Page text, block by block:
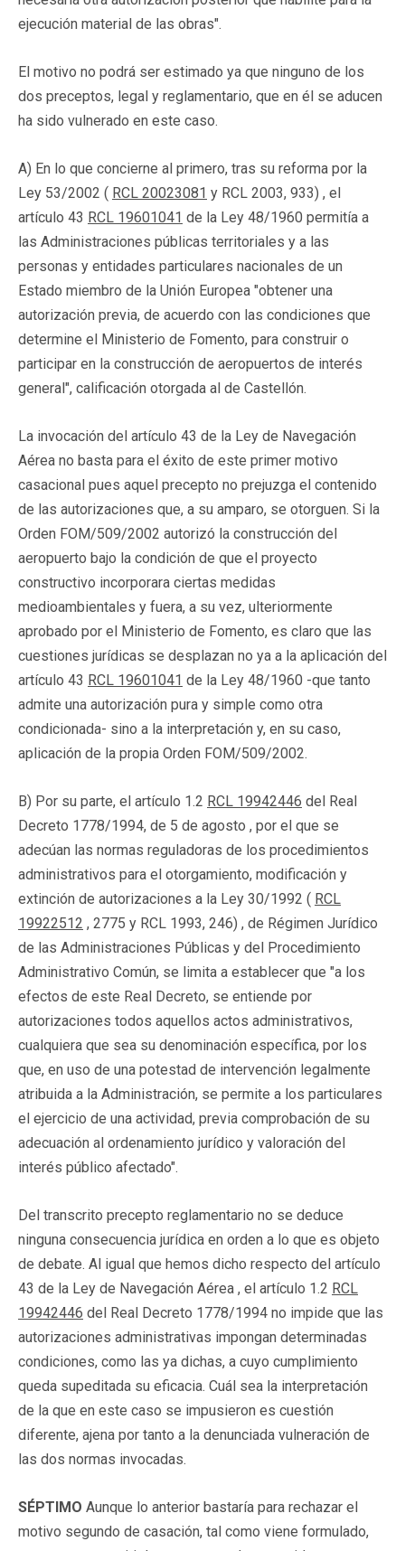
ejecución material de las obras".
El motivo no podrá ser estimado ya que ninguno de los
dos preceptos, legal y reglamentario, que en él se aducen
ha sido vulnerado en este caso.
A) En lo que concierne al primero, tras su reforma por la
Ley 53/2002 ( RCL 20023081 y RCL 2003, 933) , el
artículo 43 RCL 19601041 de la Ley 48/1960 permitía a
las Administraciones públicas territoriales y a las
personas y entidades particulares nacionales de un
Estado miembro de la Unión Europea "obtener una
autorización previa, de acuerdo con las condiciones que
determine el Ministerio de Fomento, para construir o
participar en la construcción de aeropuertos de interés
general", calificación otorgada al de Castellón.
La invocación del artículo 43 de la Ley de Navegación
Aérea no basta para el éxito de este primer motivo
casacional pues aquel precepto no prejuzga el contenido
de las autorizaciones que, a su amparo, se otorguen. Si la
Orden FOM/509/2002 autorizó la construcción del
aeropuerto bajo la condición de que el proyecto
constructivo incorporara ciertas medidas
medioambientales y fuera, a su vez, ulteriormente
aprobado por el Ministerio de Fomento, es claro que las
cuestiones jurídicas se desplazan no ya a la aplicación del
artículo 43 RCL 19601041 de la Ley 48/1960 -que tanto
admite una autorización pura y simple como otra
condicionada- sino a la interpretación y, en su caso,
aplicación de la propia Orden FOM/509/2002.
B) Por su parte, el artículo 1.2 RCL 19942446 del Real
Decreto 1778/1994, de 5 de agosto , por el que se
adecúan las normas reguladoras de los procedimientos
administrativos para el otorgamiento, modificación y
extinción de autorizaciones a la Ley 30/1992 ( RCL
19922512 , 2775 y RCL 1993, 246) , de Régimen Jurídico
de las Administraciones Públicas y del Procedimiento
Administrativo Común, se limita a establecer que "a los
efectos de este Real Decreto, se entiende por
autorizaciones todos aquellos actos administrativos,
cualquiera que sea su denominación específica, por los
que, en uso de una potestad de intervención legalmente
atribuida a la Administración, se permite a los particulares
el ejercicio de una actividad, previa comprobación de su
adecuación al ordenamiento jurídico y valoración del
interés público afectado".
Del transcrito precepto reglamentario no se deduce
ninguna consecuencia jurídica en orden a lo que es objeto
de debate. Al igual que hemos dicho respecto del artículo
43 de la Ley de Navegación Aérea , el artículo 1.2 RCL
19942446 del Real Decreto 1778/1994 no impide que las
autorizaciones administrativas impongan determinadas
condiciones, como las ya dichas, a cuyo cumplimiento
queda supeditada su eficacia. Cuál sea la interpretación
de la que en este caso se impusieron es cuestión
diferente, ajena por tanto a la denunciada vulneración de
las dos normas invocadas.
SÉPTIMO Aunque lo anterior bastaría para rechazar el
motivo segundo de casación, tal como viene formulado,